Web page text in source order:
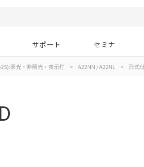
サポート セミナ
照光・非照光・表示灯 > A22NN / A22NL > 形式